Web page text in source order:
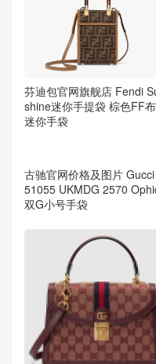
芬迪包官网旗舰店 Fendi
shine迷你手提袋 棕色FF
迷你手袋
古驰官网价格及图片
51055 UKMDG 2570
双G小号手袋